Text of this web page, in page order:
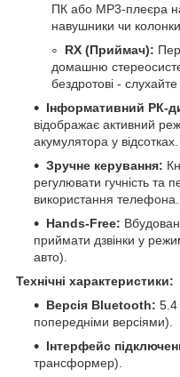
ПК або MP3-плеєра
навушники чи колонки.
RX (Приймач):
домашню
бездротові -
Інформативний РК-
відображає активний
акумулятора у відсотках.
Зручне керування:
регулювати гучність та
використання телефона.
Hands-Free:
приймати дзвінки у
авто).
Технічні характеристики:
Версія Bluetooth: 5.4
попередніми версіями).
Інтерфейс
трансформер).